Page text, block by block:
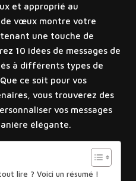
et approprié au
de vœux montre votre
une touche de
10 idées de messages de
à différents types de
ce soit pour vos
vous trouverez des
vos messages
élégante.
lire ? Voici un résumé !